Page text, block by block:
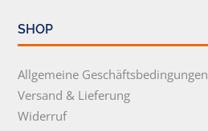
SHOP
Allgemeine Geschäftsbedingungen
Versand & Lieferung
Widerruf